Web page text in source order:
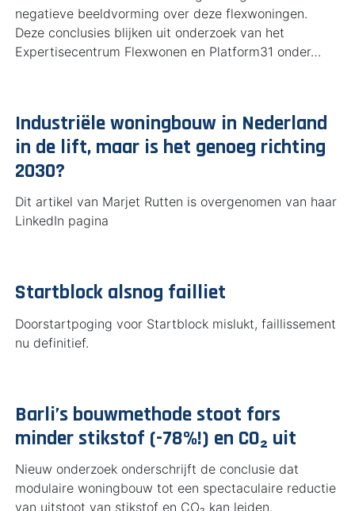
negatieve beeldvorming over deze flexwoningen.
Deze conclusies blijken uit onderzoek van het
Expertisecentrum Flexwonen en Platform31 onder…
Industriële woningbouw in Nederland
in de lift, maar is het genoeg richting
2030?
Dit artikel van Marjet Rutten is overgenomen van haar
LinkedIn pagina
Startblock alsnog failliet
Doorstartpoging voor Startblock mislukt, faillissement
nu definitief.
Barli’s bouwmethode stoot fors
minder stikstof (-78%!) en CO₂ uit
Nieuw onderzoek onderschrijft de conclusie dat
modulaire woningbouw tot een spectaculaire reductie
van uitstoot van stikstof en CO₂ kan leiden.